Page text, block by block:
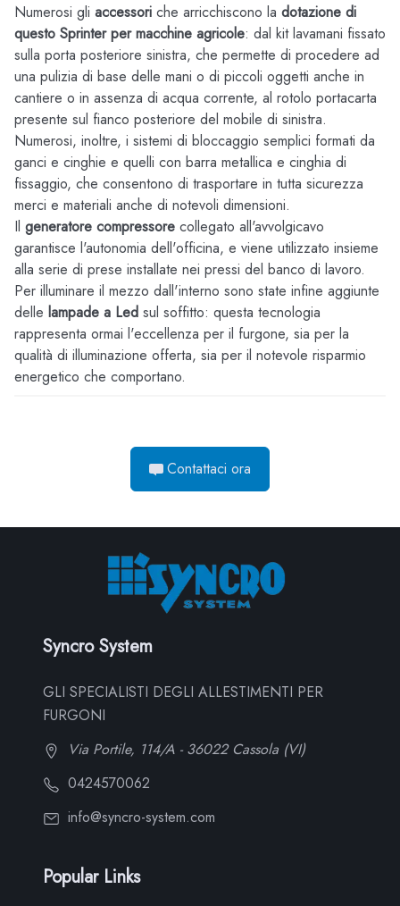
Numerosi gli accessori che arricchiscono la dotazione di
questo Sprinter per macchine agricole: dal kit lavamani fissato
sulla porta posteriore sinistra, che permette di procedere ad
una pulizia di base delle mani o di piccoli oggetti anche in
cantiere o in assenza di acqua corrente, al rotolo portacarta
presente sul fianco posteriore del mobile di sinistra.
Numerosi, inoltre, i sistemi di bloccaggio semplici formati da
ganci e cinghie e quelli con barra metallica e cinghia di
fissaggio, che consentono di trasportare in tutta sicurezza
merci e materiali anche di notevoli dimensioni.
Il generatore compressore collegato all'avvolgicavo
garantisce l'autonomia dell'officina, e viene utilizzato insieme
alla serie di prese installate nei pressi del banco di lavoro.
Per illuminare il mezzo dall'interno sono state infine aggiunte
delle lampade a Led sul soffitto: questa tecnologia
rappresenta ormai l'eccellenza per il furgone, sia per la
qualità di illuminazione offerta, sia per il notevole risparmio
energetico che comportano.
Contattaci ora
Syncro System
GLI SPECIALISTI DEGLI ALLESTIMENTI PER
FURGONI
Via Portile, 114/A - 36022 Cassola (VI)
0424570062
info@syncro-system.com
Popular Links